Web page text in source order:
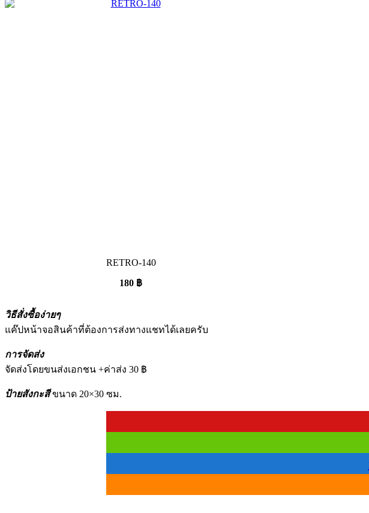
RETRO-140
180 ฿
วิธีสั่งซื้อง่ายๆ
แค๊ปหน้าจอสินค้าที่ต้องการส่งทางแชทได้เลยครับ
การจัดส่ง
จัดส่งโดยขนส่งเอกชน +ค่าส่ง 30 ฿
ป้ายสังกะสีขนาด 20×30 ซม.